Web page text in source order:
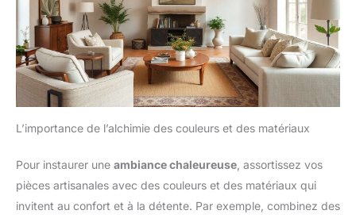
L’importance de l’alchimie des couleurs et des matériaux
Pour instaurer une ambiance chaleureuse , assortissez vos
pièces artisanales avec des couleurs et des matériaux qui
invitent au confort et à la détente. Par exemple, combinez des